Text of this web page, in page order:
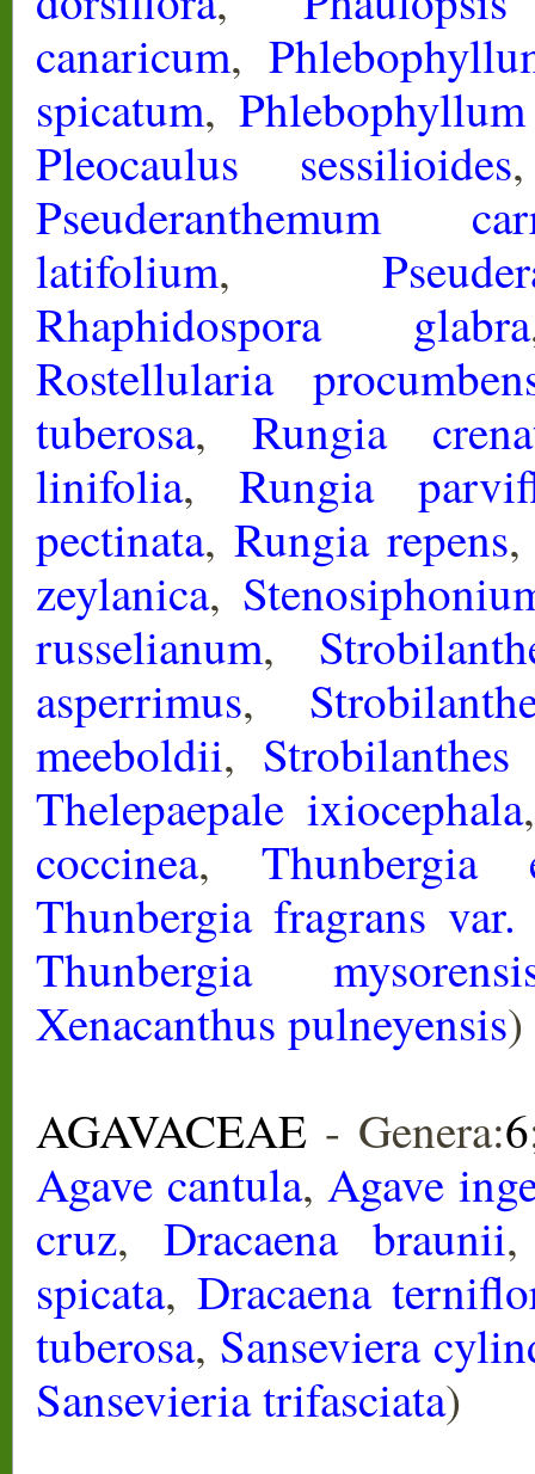
canaricum,
spicatum,
Pleocaulus sessilioides
Pseuderanthemum
latifolium,
Rhaphidospora glabra
Rostellularia
tuberosa, Rungia
linifolia,Rungia
pectinata, Rungia repens
zeylanica,
russelianum,
asperrimus,
meeboldii,
Thelepaepale ixiocephala
coccinea, Thunbergia
Thunbergia fragrans var.
Thunbergia
Xenacanthus pulneyensis)
AGAVACEAE - Genera:6
Agave cantula,Agave
cruz, Dracaena braunii
spicata, Dracaena
tuberosa, Sanseviera
Sansevieria trifasciata)